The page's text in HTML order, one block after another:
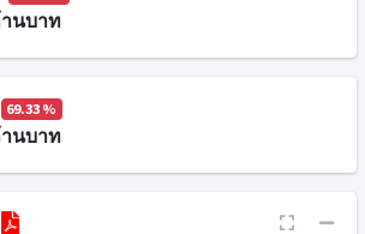
นบาท
69.33 %
นบาท